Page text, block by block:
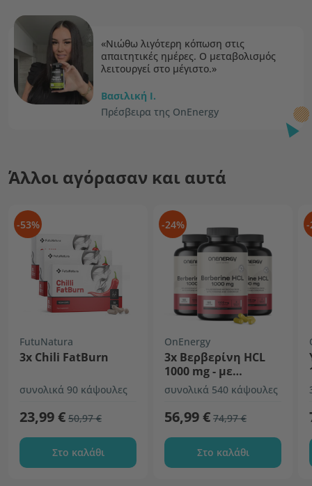
«Νιώθω λιγότερη κόπωση στις
απαιτητικές ημέρες. Ο μεταβολισμός
λειτουργεί στο μέγιστο.»
Βασιλική I.
Πρέσβειρα της OnEnergy
Άλλοι αγόρασαν και αυτά
-53%
FutuNatura
3x Chili FatBurn
συνολικά 90 κάψουλες
23,99 € 50,97 €
Στο καλάθι
-24%
OnEnergy
3x Βερβερίνη HCL
1000 mg - με
πιπερίνη και
συνολικά 540 κάψουλες
56,99 € 74,97 €
Στο καλάθι
-